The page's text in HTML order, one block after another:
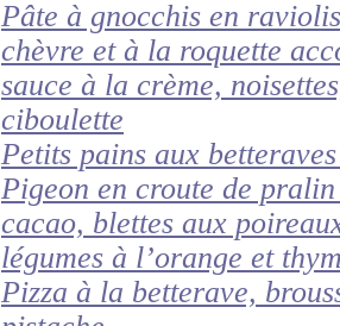
Pâte à gnocchis en
chèvre et à la roquette
sauce à la crème,
ciboulette
Petits pains aux
Pigeon en croute de
cacao, blettes aux
légumes à l’orange et
Pizza à la betterave,